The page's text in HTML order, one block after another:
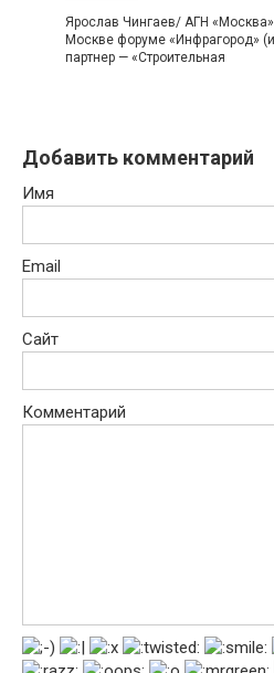
Ярослав Чингаев/ АГН
Москве форуме «Инфрагород»
партнер — «Строительная
Добавить комментарий
Имя
Email
Сайт
Комментарий